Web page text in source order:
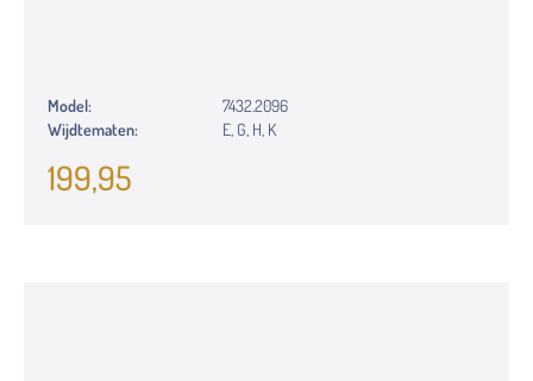
Model:
7432.2096
Wijdtematen:
E, G, H, K
199,95